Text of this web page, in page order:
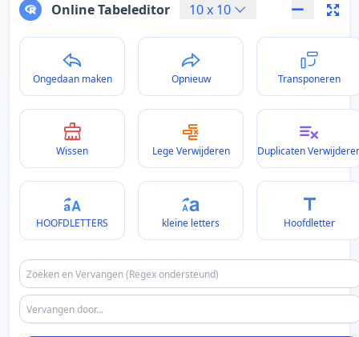
Online Tabeleditor 10x 10
Ongedaan maken Opnieuw Transponeren
Wissen Lege Verwijderen Duplicaten
HOOFDLETTERS kleine letters Hoofdletter